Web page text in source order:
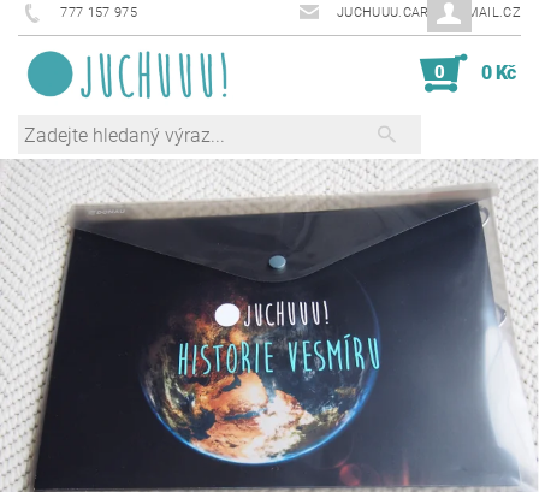
777 157 975 JUCHUUU.CARDS@EMAIL.CZ
0 0 Kč